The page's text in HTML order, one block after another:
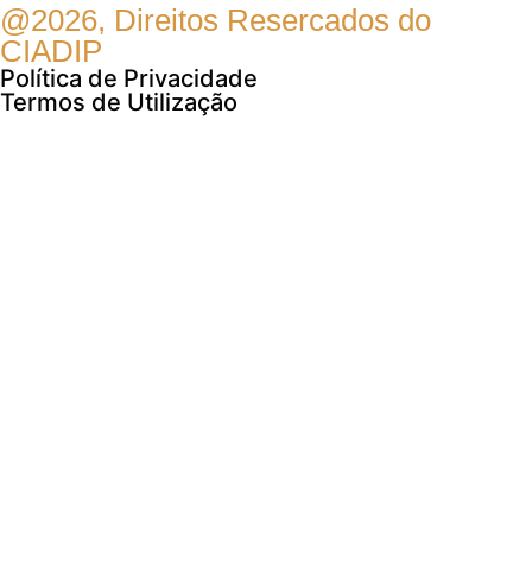
@2026, Direitos Resercados do
CIADIP
Política de Privacidade
Termos de Utilização